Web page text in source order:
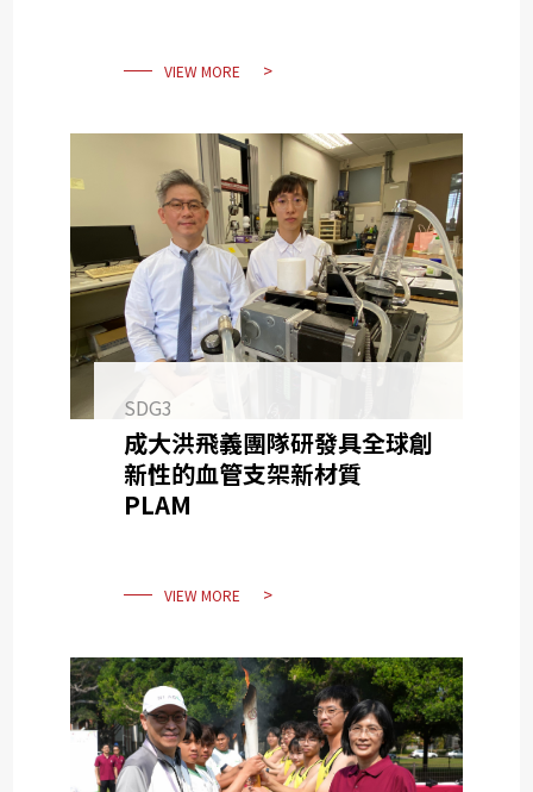
VIEW MORE
SDG3
成大洪飛義團隊研發具全球創
新性的血管支架新材質
PLAM
VIEW MORE